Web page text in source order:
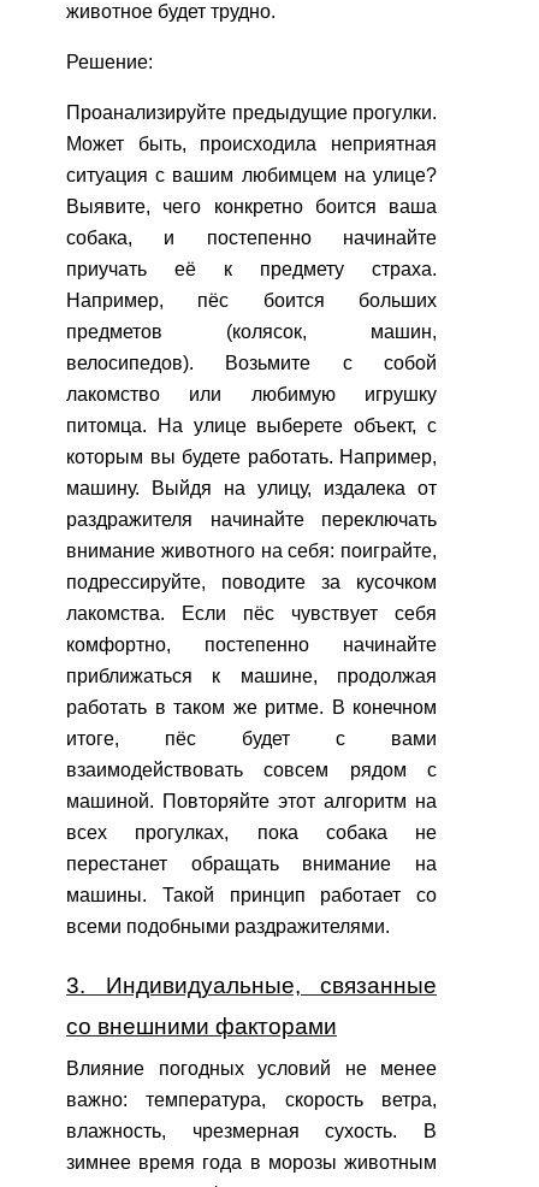
животное будет трудно.
Решение:
Проанализируйте предыдущие прогулки.
Может быть, происходила неприятная
ситуация с вашим любимцем на улице?
Выявите, чего конкретно боится ваша
собака, и постепенно начинайте
приучать её к предмету страха.
Например, пёс боится больших
предметов (колясок, машин,
велосипедов). Возьмите с собой
лакомство или любимую игрушку
питомца. На улице выберете объект, с
которым вы будете работать. Например,
машину. Выйдя на улицу, издалека от
раздражителя начинайте переключать
внимание животного на себя: поиграйте,
подрессируйте, поводите за кусочком
лакомства. Если пёс чувствует себя
комфортно, постепенно начинайте
приближаться к машине, продолжая
работать в таком же ритме. В конечном
итоге, пёс будет с вами
взаимодействовать совсем рядом с
машиной. Повторяйте этот алгоритм на
всех прогулках, пока собака не
перестанет обращать внимание на
машины. Такой принцип работает со
всеми подобными раздражителями.
3. Индивидуальные, связанные
со внешними факторами
Влияние погодных условий не менее
важно: температура, скорость ветра,
влажность, чрезмерная сухость. В
зимнее время года в морозы животным